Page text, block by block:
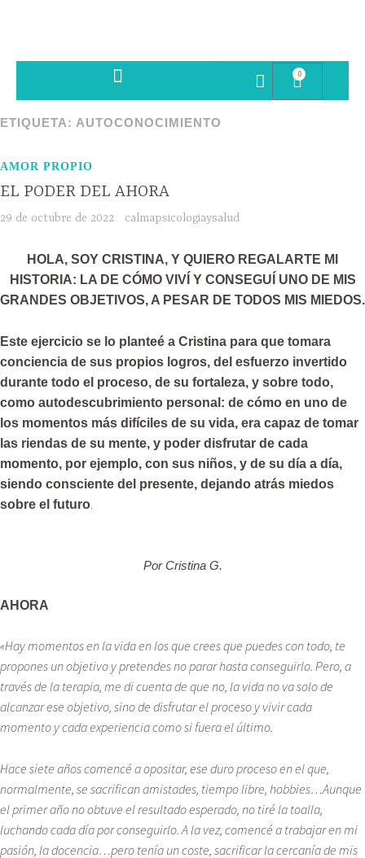
0
ETIQUETA: AUTOCONOCIMIENTO
AMOR PROPIO
EL PODER DEL AHORA
29 de octubre de 2022 calmapsicologiaysalud
HOLA, SOY CRISTINA, Y QUIERO REGALARTE MI
HISTORIA: LA DE CÓMO VIVÍ Y CONSEGUÍ UNO DE MIS
GRANDES OBJETIVOS, A PESAR DE TODOS MIS MIEDOS.
Este ejercicio se lo planteé a Cristina para que tomara
conciencia de sus propios logros, del esfuerzo invertido
durante todo el proceso, de su fortaleza, y sobre todo,
como autodescubrimiento personal: de cómo en uno de
los momentos más difíciles de su vida, era capaz de tomar
las riendas de su mente, y poder disfrutar de cada
momento, por ejemplo, con sus niños, y de su día a día,
siendo consciente del presente, dejando atrás miedos
sobre el futuro
Por Cristina G.
AHORA
«Hay momentos en la vida en los que crees que puedes con todo, te
propones un objetivo y pretendes no parar hasta conseguirlo. Pero, a
través de la terapia, me di cuenta de que no, la vida no va solo de
alcanzar ese objetivo, sino de disfrutar el proceso y vivir cada
momento y cada experiencia como si fuera el último.
Hace siete años comencé a opositar, ese duro proceso en el que,
normalmente, se sacrifican amistades, tiempo libre, hobbies…Aunque
el primer año no obtuve el resultado esperado, no tiré la toalla,
luchando cada día por conseguirlo. A la vez, comencé a trabajar en mi
pasión, la docencia…pero tenía un coste, sacrificar la cercanía de mis